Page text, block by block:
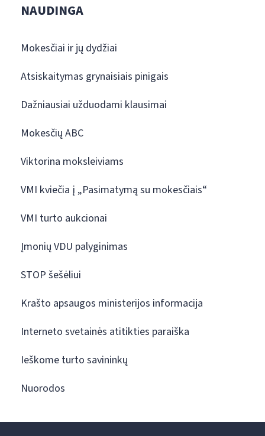
NAUDINGA
Mokesčiai ir jų dydžiai
Atsiskaitymas grynaisiais pinigais
Dažniausiai užduodami klausimai
Mokesčių ABC
Viktorina moksleiviams
VMI kviečia į „Pasimatymą su mokesčiais“
VMI turto aukcionai
Įmonių VDU palyginimas
STOP šešėliui
Krašto apsaugos ministerijos informacija
Interneto svetainės atitikties paraiška
Ieškome turto savininkų
Nuorodos